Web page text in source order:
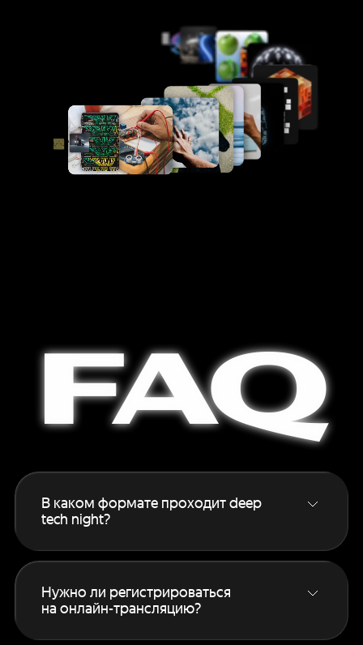
FAQ
В каком формате проходит deep
tech night?
Основной формат — онлайн‑трансляция
для всех зарегистрированных участников.
на этой странице.
Нужно ли регистрироваться
на онлайн-трансляцию?
Да, без регистрации смотреть